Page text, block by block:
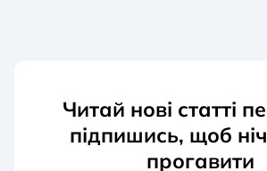
Читай нові статті
підпишись, щоб
прогавити